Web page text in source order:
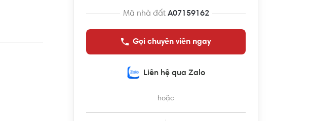
Mã nhà đất A07159162
Gọi chuyên viên ngay
Liên hệ qua Zalo
hoặc